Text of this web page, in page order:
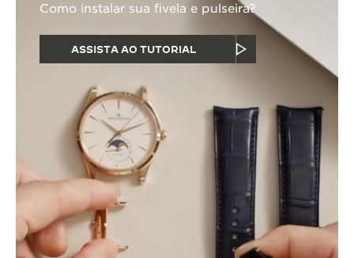
Como instalar sua fivela e pulseira?
ASSISTA AO TUTORIAL